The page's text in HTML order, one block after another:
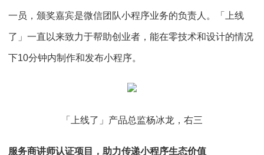
一员，颁奖嘉宾是微信团队小程序业务的负责人。「上线
了」一直以来致力于帮助创业者，能在零技术和设计的情况
下10分钟内制作和发布小程序。
「上线了」产品总监杨冰龙，右三
服务商讲师认证项目，助力传递小程序生态价值